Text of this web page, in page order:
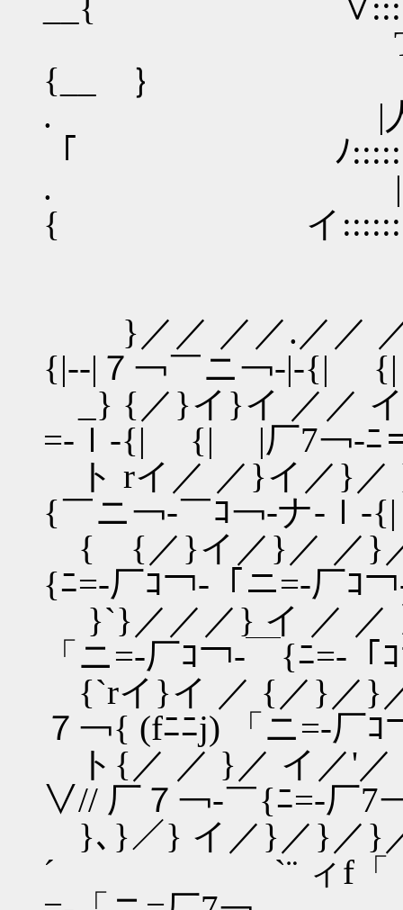
__{
Τ{
{__ ｝ }:
. |
「 ﾉ:::::::
. |::::::
{ イ
}／／ ／／.／／
{|‐-|７￢￣ニ￢-|‐{|
_} {／}イ}イ ／／
=-ｌ‐{| {| |厂7￢-ﾆ＝
ト rイ／ ／}イ／}
{￣ニ￢‐￣ｺ￢‐ナ-
{ {／}イ／}／ ／}
{ﾆ=‐厂ｺ￢‐「ニ=-厂ｺ
}`}／／／} イ ／ ／
「ニ=-厂ｺ￢‐￣{ﾆ=‐
{`rイ}イ ／ {／}／
７￢{ (fﾆﾆj) 「ニ=-厂ｺ
ト{／ ／ }／ イ／'／
∨// 厂７￢-￣{ﾆ=‐厂7
}､}／} イ／}／}／}
´ `¨ ィf「「「「